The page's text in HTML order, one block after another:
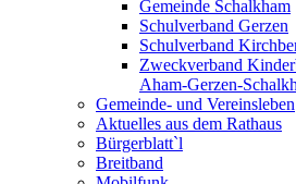
Gemeinde Schalkham
Schulverband Gerzen
Schulverband
Zweckverband
Aham-Gerzen-
Gemeinde- und Vereinsleben
Aktuelles aus dem Rathaus
Bürgerblatt`l
Breitband